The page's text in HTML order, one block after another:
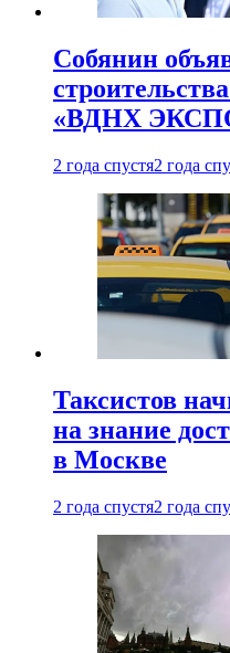
Собянин
«ВДНХ
2 года спустя2 года
Таксистов
на знание
в Москве
2 года спустя2 года